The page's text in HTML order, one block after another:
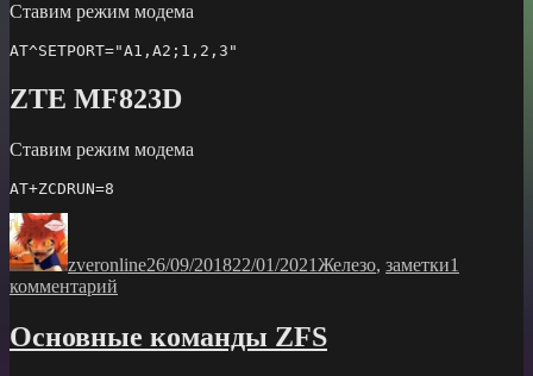
Ставим режим модема
AT^SETPORT="A1,A2;1,2,3"
ZTE MF823D
Ставим режим модема
AT+ZCDRUN=8
zveronline26/09/201822/01/2021Железо, заметки1
комментарий
команды
Основные команды ZFS